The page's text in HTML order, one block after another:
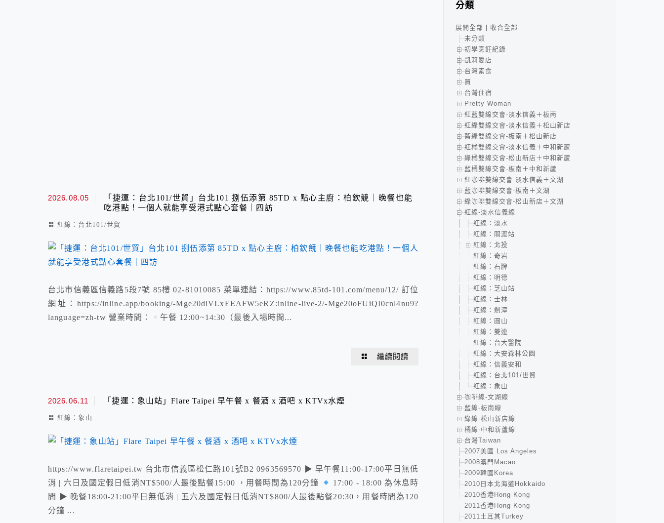
2026.08.05
「捷運：台北101/世貿」台北101 捌伍添第 85TD x 點心主廚：柏欽競｜晚餐也能
吃港點！一個人就能享受港式點心套餐｜四訪
紅線：台北101/世貿
台北市信義區信義路5段7號 85樓 02-81010085 菜單連結：https://www.85td-101.com/menu/12/ 訂位
網址：https://inline.app/booking/-Mge20diVLxEEAFW5eRZ:inline-live-2/-Mge20oFUiQI0cnl4nu9?
language=zh-tw 營業時間：
午餐 12:00~14:30（最後入場時間...
繼續閱讀
2026.06.11 「捷運：象山站」Flare Taipei 早午餐 x 餐酒 x 酒吧 x KTVx水煙
紅線：象山
https://www.flaretaipei.tw 台北市信義區松仁路101號B2 0963569570 ▶ 早午餐11:00-17:00平日無低
消 | 六日及國定假日低消NT$500/人最後點餐15:00 ，用餐時間為120分鐘
17:00 - 18:00 為休息時
間 ▶ 晚餐18:00-21:00平日無低消 | 五六及國定假日低消NT$800/人最後點餐20:30，用餐時間為120
分鐘 ...
分類
展開全部
收合全部
未分類
初學烹飪紀錄
凱莉愛店
台灣素食
買
台灣住宿
Pretty Woman
紅藍雙線交會-淡水信義＋板南
紅綠雙線交會-淡水信義＋松山新店
藍綠雙線交會-板南＋松山新店
紅橘雙線交會-淡水信義＋中和新蘆
綠橘雙線交會-松山新店＋中和新蘆
藍橘雙線交會-板南＋中和新蘆
紅咖啡雙線交會-淡水信義＋文湖
藍咖啡雙線交會-板南＋文湖
綠咖啡雙線交會-松山新店＋文湖
紅線-淡水信義線
紅線：淡水
紅線：關渡站
紅線：北投
紅線：奇岩
紅線：石牌
紅線：明德
紅線：芝山站
紅線：士林
紅線：劍潭
紅線：圓山
紅線：雙連
紅線：台大醫院
紅線：大安森林公園
紅線：信義安和
紅線：台北101/世貿
紅線：象山
咖啡線-文湖線
藍線-板南線
綠線-松山新店線
橘線-中和新蘆線
台灣Taiwan
2007美國 Los Angeles
2008澳門Macao
2009韓國Korea
2010日本北海道Hokkaido
2010香港Hong Kong
2011香港Hong Kong
2011土耳其Turkey